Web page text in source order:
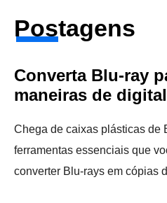
Postagens
Converta Blu-ray
maneiras de
Chega de caixas plásticas de
ferramentas essenciais que
converter Blu-rays em cópias